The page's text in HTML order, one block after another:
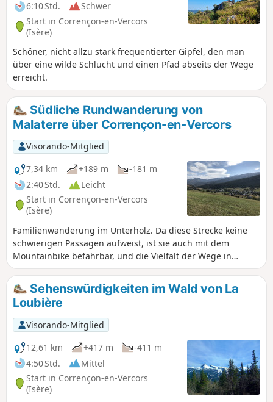
6:10 Std.
Schwer
Start in Corrençon-en-Vercors
(Isère)
Schöner, nicht allzu stark frequentierter Gipfel, den man
über eine wilde Schlucht und einen Pfad abseits der Wege
erreicht.
Südliche Rundwanderung von
Malaterre über Corrençon-en-Vercors
Visorando-Mitglied
7,34 km
+189 m
-181 m
2:40 Std.
Leicht
Start in Corrençon-en-Vercors
(Isère)
Familienwanderung im Unterholz. Da diese Strecke keine
schwierigen Passagen aufweist, ist sie auch mit dem
Mountainbike befahrbar, und die Vielfalt der Wege in
diesem Gebiet ermöglicht es, auf vielen Abschnitten ganz
allein mit der Natur zu sein.
Sehenswürdigkeiten im Wald von La
Loubière
Visorando-Mitglied
12,61 km
+417 m
-411 m
4:50 Std.
Mittel
Start in Corrençon-en-Vercors
(Isère)